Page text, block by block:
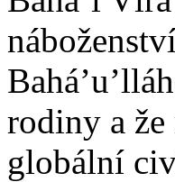
rodiny a
globální